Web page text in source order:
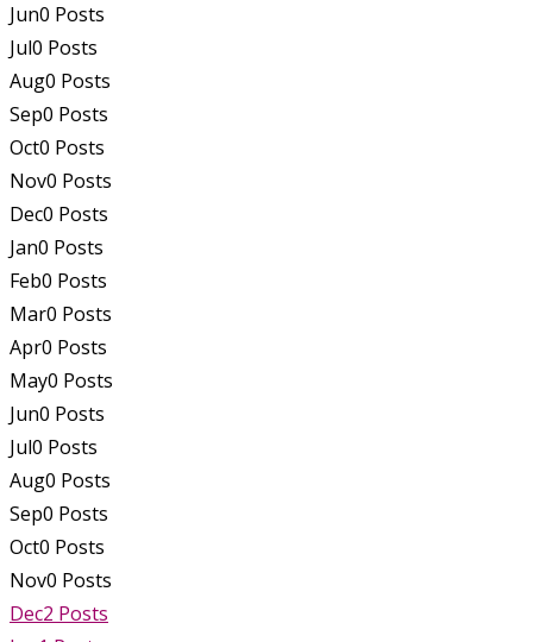
Jun0 Posts
Jul0 Posts
Aug0 Posts
Sep0 Posts
Oct0 Posts
Nov0 Posts
Dec0 Posts
Jan0 Posts
Feb0 Posts
Mar0 Posts
Apr0 Posts
May0 Posts
Jun0 Posts
Jul0 Posts
Aug0 Posts
Sep0 Posts
Oct0 Posts
Nov0 Posts
Dec2 Posts